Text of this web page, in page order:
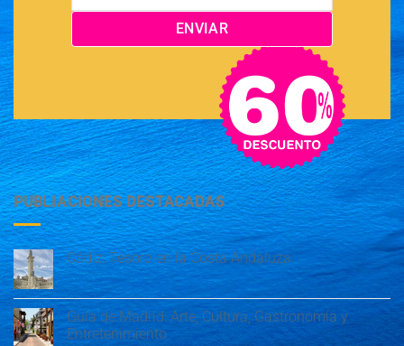
PUBLIACIONES DESTACADAS
Cádiz: Tesoro en la Costa Andaluza
Guía de Madrid: Arte, Cultura, Gastronomía y
Entretenimiento